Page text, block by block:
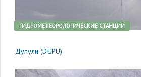
ГИДРОМЕТЕОРОЛОГИЧЕСКИЕ СТАНЦИИ
Дупули (DUPU)